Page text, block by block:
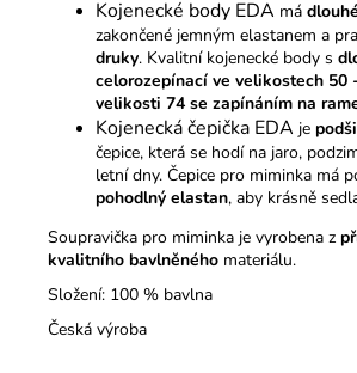
Kojenecké body EDA má
zakončené jemným elastanem a
druky. Kvalitní kojenecké body s
celorozepínací ve velikostech 50
velikosti 74 se zapínáním na
Kojenecká čepička EDA je
čepice, která se hodí na jaro,
letní dny. Čepice pro miminka má
pohodlný elastan, aby krásně
Soupravička pro miminka je vyrobena z
kvalitního bavlněného materiálu.
Složení: 100 % bavlna
Česká výroba